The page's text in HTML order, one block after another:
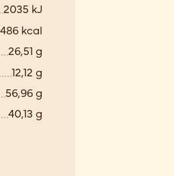
2035 kJ
486 kcal
26,51 g
12,12 g
56,96 g
40,13 g